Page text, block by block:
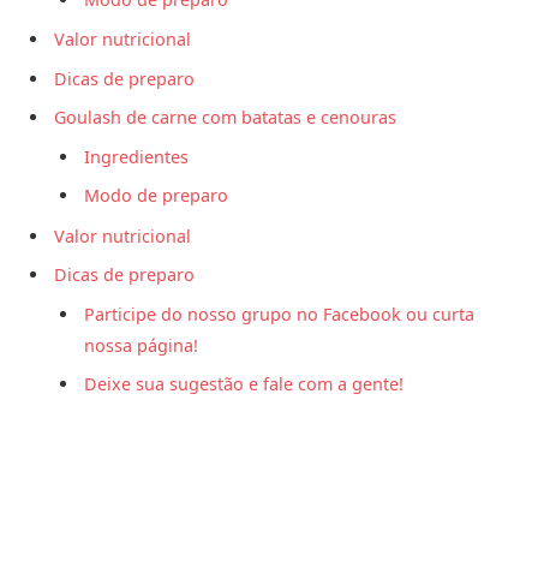
Valor nutricional
Dicas de preparo
Goulash de carne com batatas e cenouras
Ingredientes
Modo de preparo
Valor nutricional
Dicas de preparo
Participe do nosso grupo no Facebook ou curta
nossa página!
Deixe sua sugestão e fale com a gente!